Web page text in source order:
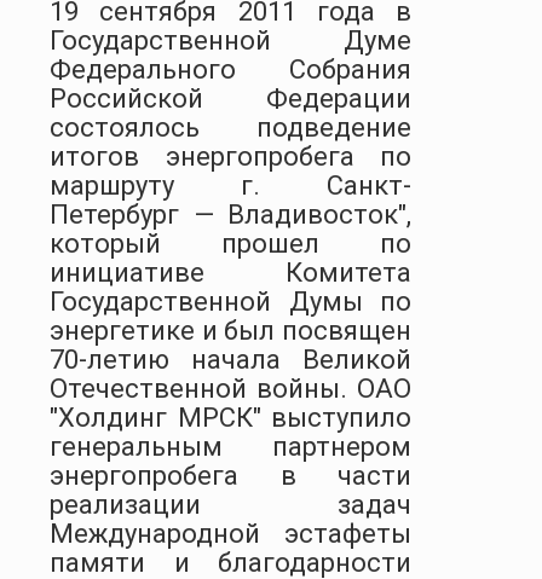
19 сентября 2011 года в
Государственной Думе
Федерального Собрания
Российской Федерации
состоялось подведение
итогов энергопробега по
маршруту г. Санкт-
Петербург — Владивосток",
который прошел по
инициативе Комитета
Государственной Думы по
энергетике и был посвящен
70-летию начала Великой
Отечественной войны. ОАО
"Холдинг МРСК" выступило
генеральным партнером
энергопробега в части
реализации задач
Международной эстафеты
памяти и благодарности